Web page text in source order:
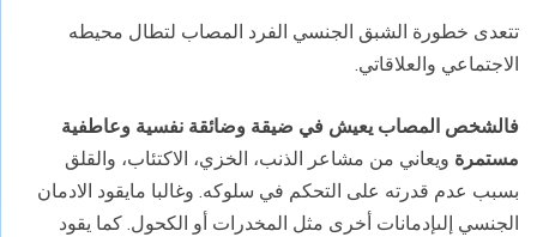
تتعدى خطورة الشبق الجنسي الفرد المصاب لتطال محيطه
الاجتماعي والعلاقاتي.
فالشخص المصاب يعيش في ضيقة وضائقة نفسية وعاطفية
مستمرة ويعاني من مشاعر الذنب، الخزي، الاكتئاب، والقلق
بسبب عدم قدرته على التحكم في سلوكه. وغالبا مايقود الادمان
الجنسي إلىإدمانات أخرى مثل المخدرات أو الكحول. كما يقود